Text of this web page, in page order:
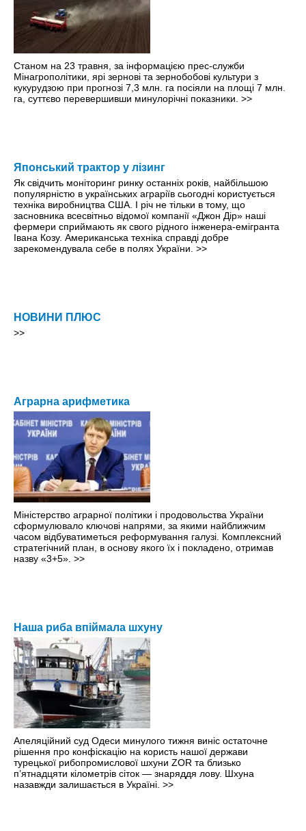
Станом на 23 травня, за інформацією прес-служби
Мінагрополітики, ярі зернові та зернобобові культури з
кукурудзою при прогнозі 7,3 млн. га посіяли на площі 7 млн.
га, суттєво перевершивши минулорічні показники. >>
Японський трактор у лізинг
Як свідчить моніторинг ринку останніх років, найбільшою
популярністю в українських аграріїв сьогодні користується
техніка виробництва США. І рiч не тільки в тому, що
засновника всесвітньо відомої компанії «Джон Дір» наші
фермери сприймають як свого рідного інженера-емігранта
Івана Козу. Американська техніка справді добре
зарекомендувала себе в полях України. >>
НОВИНИ ПЛЮС
>>
Аграрна арифметика
Міністерство аграрної політики і продовольства України
сформулювало ключові напрями, за якими найближчим
часом відбуватиметься реформування галузі. Комплексний
стратегічний план, в основу якого їх і покладено, отримав
назву «3+5». >>
Наша риба впіймала шхуну
Апеляційний суд Одеси минулого тижня виніс остаточне
рішення про конфіскацію на користь нашої держави
турецької рибопромислової шхуни ZOR та близько
п’ятнадцяти кілометрів сіток — знаряддя лову. Шхуна
назавжди залишається в Україні. >>